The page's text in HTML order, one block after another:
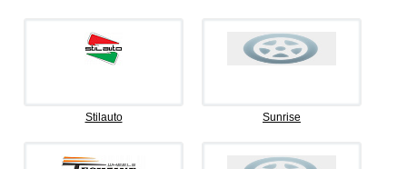
Stilauto Sunrise